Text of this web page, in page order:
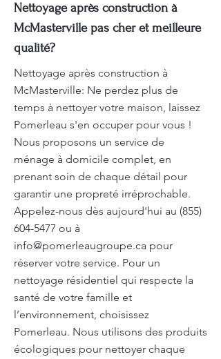
Nettoyage après construction à
McMasterville pas cher et meilleure
qualité?
Nettoyage après construction à
McMasterville: Ne perdez plus de
temps à nettoyer votre maison, laissez
Pomerleau s'en occuper pour vous !
Nous proposons un service de
ménage à domicile complet, en
prenant soin de chaque détail pour
garantir une propreté irréprochable.
Appelez-nous dès aujourd'hui au (855)
604-5477 ou à
info@pomerleaugroupe.ca pour
réserver votre service. Pour un
nettoyage résidentiel qui respecte la
santé de votre famille et
l’environnement, choisissez
Pomerleau. Nous utilisons des produits
écologiques pour nettoyer chaque